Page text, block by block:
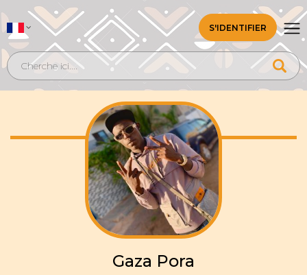
S'IDENTIFIER
Gaza Pora